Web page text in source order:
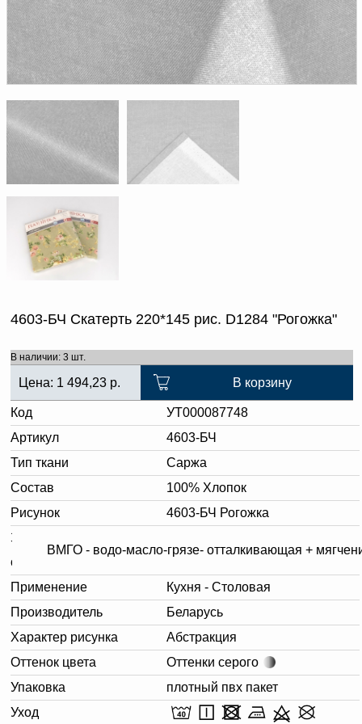
Доверенность на
получение груза
Документы по работе с
персональными данными
Письмо руководителю
Вопросы и ответы
Новости | Статьи
4603-БЧ Скатерть 220*145 рис. D1284 "Рогожка"
В наличии: 3 шт.
Цена: 1 494,23 р. В корзину
Код
УТ000087748
Артикул
4603-БЧ
Тип ткани
Саржа
Состав
100% Хлопок
Рисунок
4603-БЧ Рогожка
Заключительная
ВМГО - водо-масло-грязе- отталкивающая +
Применение
Кухня - Столовая
Производитель
Беларусь
Характер рисунка
Абстракция
Оттенок цвета
Оттенки серого
Упаковка
плотный пвх пакет
Уход